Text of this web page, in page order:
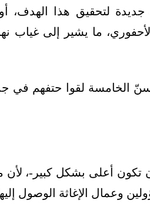
لتحقيق هذا الهدف،
ما يشير إلى غياب
أن أكثر من 900 طفل دون سنّ الخامسة لقوا
تكون أعلى بشكل كبير-،
وعمال الإغاثة الوصول